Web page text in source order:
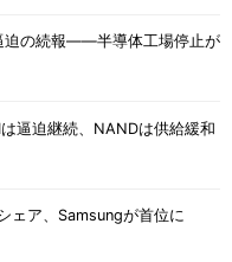
迫の続報――半導体工場停止が
逼迫継続、NANDは供給緩和
ェア、Samsungが首位に